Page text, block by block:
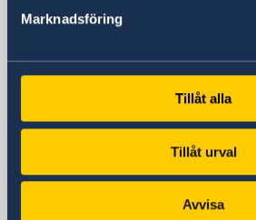
Marknadsföring
Tillåt alla
Tillåt urval
Avvisa
Kansliet för stöd till mindre
Utrikesdepartementet
103 39 Stockholm
Telefonnummer
+46 8 405 10 00
+46 8 723 11 76